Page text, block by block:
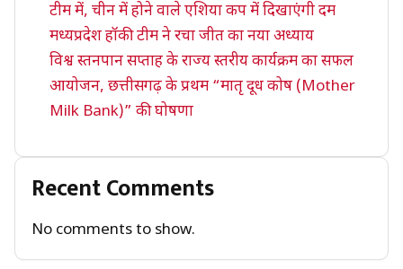
टीम में, चीन में होने वाले एशिया कप में दिखाएंगी दम
मध्यप्रदेश हॉकी टीम ने रचा जीत का नया अध्याय
विश्व स्तनपान सप्ताह के राज्य स्तरीय कार्यक्रम का सफल
आयोजन, छत्तीसगढ़ के प्रथम “मातृ दूध कोष (Mother
Milk Bank)” की घोषणा
Recent Comments
No comments to show.